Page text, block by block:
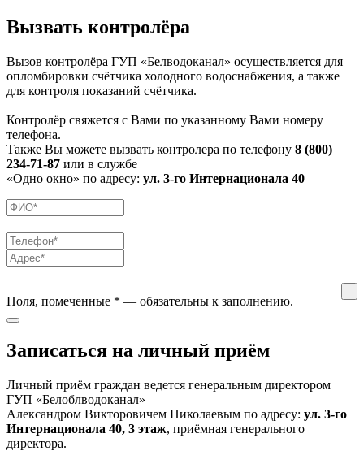
Вызвать контролёра
Вызов контролёра ГУП «Белводоканал» осуществляется для
опломбировки счётчика холодного водоснабжения, а также
для контроля показаний счётчика.
Контролёр свяжется с Вами по указанному Вами номеру
телефона.
Также Вы можете вызвать контролера по телефону 8 (800)
234-71-87 или в службе
«Одно окно» по адресу: ул. 3-го Интернационала 40
Поля, помеченные * — обязательны к заполнению.
Записаться на личный приём
Личный приём граждан ведется генеральным директором
ГУП «Белоблводоканал»
Александром Викторовичем Николаевым по адресу: ул. 3-го
Интернационала 40, 3 этаж, приёмная генерального
директора.